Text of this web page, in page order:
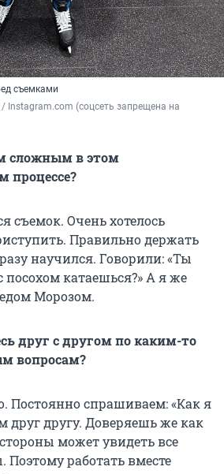
съемками
/ Instagram.com (соцсеть запрещена на
сложным в этом
процессе?
съемок. Очень хотелось
Правильно держать
научился. Говорили: «Ты
посохом катаешься?» А я же
Морозом.
друг с другом по каким-то
вопросам?
Постоянно спрашиваем: «Как я
друг другу. Доверяешь же как
может увидеть все
работать вместе